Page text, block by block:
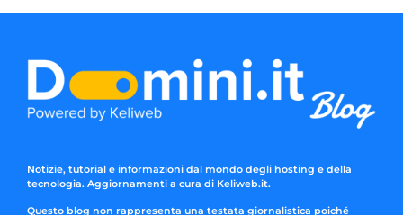
Notizie, tutorial e informazioni dal mondo degli hosting e della
tecnologia. Aggiornamenti a cura di Keliweb.it.
Questo blog non rappresenta una testata giornalistica poiché